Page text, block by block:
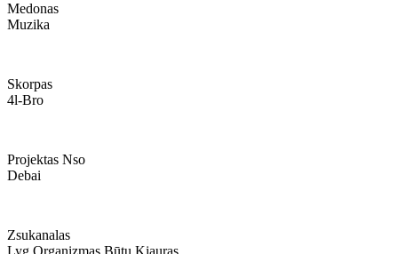
Medonas
Muzika
Skorpas
4l-Bro
Projektas Nso
Debai
Zsukanalas
Lyg Organizmas Būtų Kiauras